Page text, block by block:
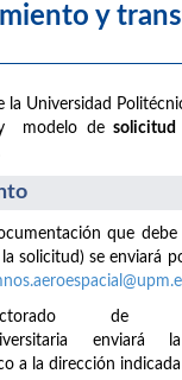
y
la Universidad
modelo desolicitud
que debe
solicitud) se enviará
de
enviará
a la dirección